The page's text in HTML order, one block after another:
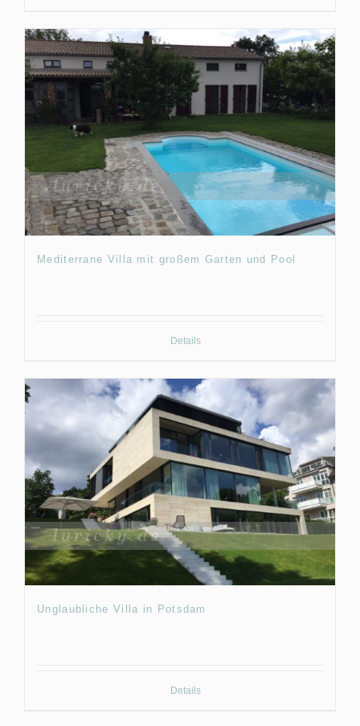
Mediterrane Villa mit großem Garten und Pool
Details
Unglaubliche Villa in Potsdam
Details